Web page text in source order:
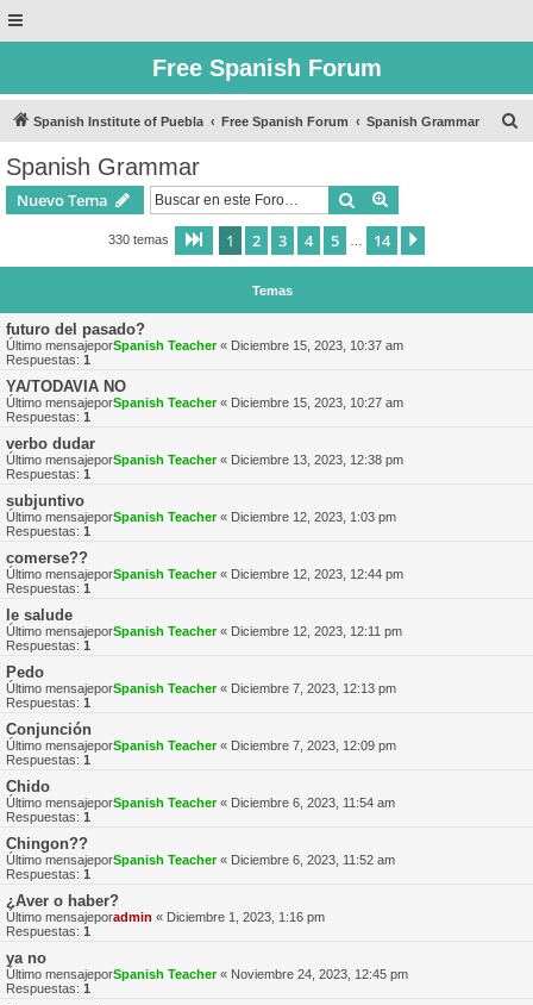
Free Spanish Forum
Spanish Institute of Puebla Free Spanish Forum Spanish Grammar
Spanish Grammar
Nuevo Tema Buscar
330 temas Página de 14
1 2 3 4 5 14
Temas
futuro del pasado?
Último mensajeporSpanish Teacher« Diciembre 15, 2023, 10:37 am
Respuestas: 1
YA/TODAVIA NO
Último mensajeporSpanish Teacher« Diciembre 15, 2023, 10:27 am
Respuestas: 1
verbo dudar
Último mensajeporSpanish Teacher« Diciembre 13, 2023, 12:38 pm
Respuestas: 1
subjuntivo
Último mensajeporSpanish Teacher« Diciembre 12, 2023, 1:03 pm
Respuestas: 1
comerse??
Último mensajeporSpanish Teacher« Diciembre 12, 2023, 12:44 pm
Respuestas: 1
le salude
Último mensajeporSpanish Teacher« Diciembre 12, 2023, 12:11 pm
Respuestas: 1
Pedo
Último mensajeporSpanish Teacher« Diciembre 7, 2023, 12:13 pm
Respuestas: 1
Conjunción
Último mensajeporSpanish Teacher« Diciembre 7, 2023, 12:09 pm
Respuestas: 1
Chido
Último mensajeporSpanish Teacher« Diciembre 6, 2023, 11:54 am
Respuestas: 1
Chingon??
Último mensajeporSpanish Teacher« Diciembre 6, 2023, 11:52 am
Respuestas: 1
¿Aver o haber?
Último mensajeporadmin « Diciembre 1, 2023, 1:16 pm
Respuestas: 1
ya no
Último mensajeporSpanish Teacher« Noviembre 24, 2023, 12:45 pm
Respuestas: 1